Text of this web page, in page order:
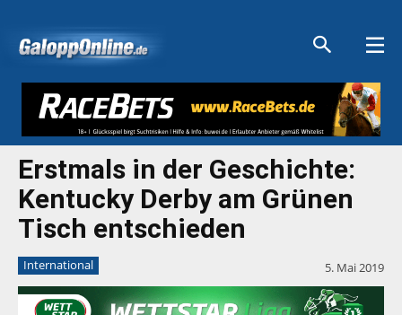
Erstmals in der Geschichte:
Kentucky Derby am Grünen
Tisch entschieden
International 5. Mai 2019